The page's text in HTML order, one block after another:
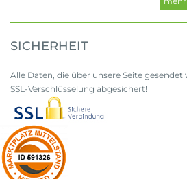
SICHERHEIT
Alle Daten, die über unsere Seite
SSL-Verschlüsselung abgesichert!